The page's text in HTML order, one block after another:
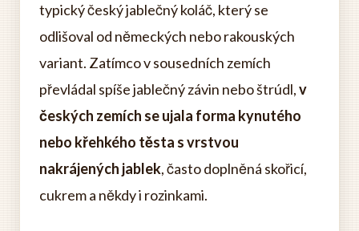
typický český jablečný koláč, který se
odlišoval od německých nebo rakouských
variant. Zatímco v sousedních zemích
převládal spíše jablečný závin nebo štrúdl,v
českých zemích se ujala forma kynutého
nebo křehkého těsta s vrstvou
nakrájených jablek, často doplněná skořicí,
cukrem a někdy i rozinkami.